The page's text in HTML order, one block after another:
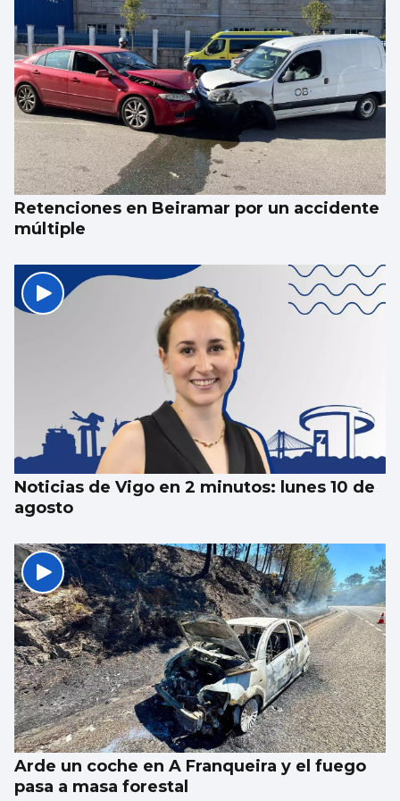
Xulio Merino: “Comencé haciendo magia
en hoteles de Canarias por propinas, mesa
a mesa”
Retenciones en Beiramar por un accidente
múltiple
Noticias de Vigo en 2 minutos: lunes 10 de
agosto
Arde un coche en A Franqueira y el fuego
pasa a masa forestal